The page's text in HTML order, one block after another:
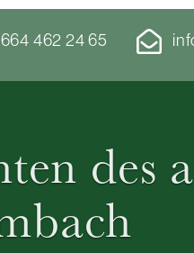
462 24 65
des